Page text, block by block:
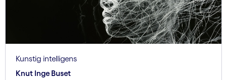
Kunstig intelligens
Knut Inge Buset